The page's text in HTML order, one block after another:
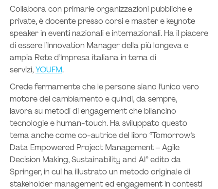
Collabora con primarie organizzazioni pubbliche e
private, è docente presso corsi e master e keynote
speaker in eventi nazionali e internazionali. Ha il piacere
di essere l’Innovation Manager della più longeva e
ampia Rete d’Impresa italiana in tema di
servizi, YOUFM.
Crede fermamente che le persone siano l’unico vero
motore del cambiamento e quindi, da sempre,
lavora su metodi di engagement che bilancino
tecnologie e human-touch. Ha sviluppato questo
tema anche come co-autrice del libro “Tomorrow’s
Data Empowered Project Management – Agile
Decision Making, Sustainability and AI” edito da
Springer, in cui ha illustrato un metodo originale di
stakeholder management ed engagement in contesti